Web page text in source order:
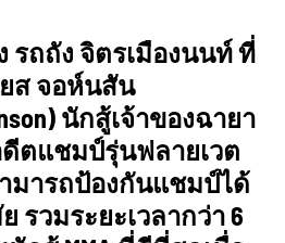
รถถัง จิตรเมืองนนท์ ที่
ยส จอห์นสัน
นักสู้เจ้าของฉายา
อดีตแชมป์รุ่นฟลายเวต
ามารถป้องกันแชมป์ได้
รวมระยะเวลากว่า 6